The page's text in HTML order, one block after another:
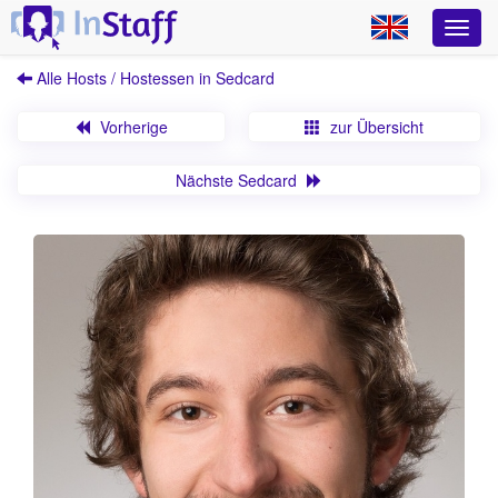
Alle Hosts / Hostessen in Sedcard
Vorherige zur Übersicht
Nächste Sedcard